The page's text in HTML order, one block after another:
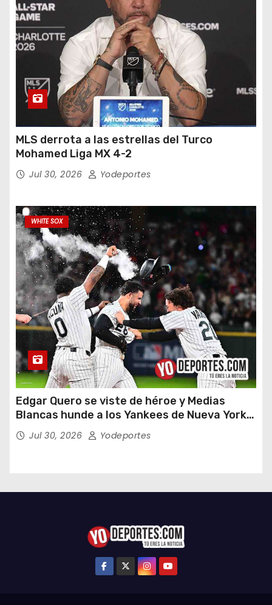
MLS derrota a las estrellas del Turco
Mohamed Liga MX 4-2
Jul 30, 2026 Yodeportes
WHITE SOX
Edgar Quero se viste de héroe y Medias
Blancas hunde a los Yankees de Nueva York
en doce entradas
Jul 30, 2026 Yodeportes